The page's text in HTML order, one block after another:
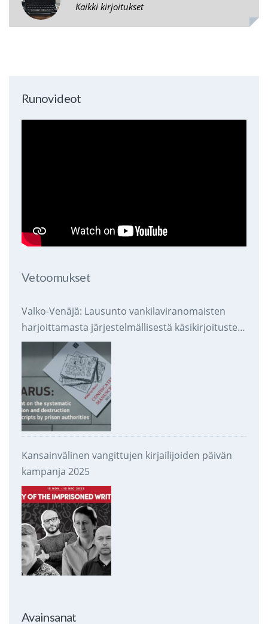
Kaikki kirjoitukset
Runovideot
Vetoomukset
Valko-Venäjä: Lausunto vankilaviranomaisten
harjoittamasta järjestelmällisestä käsikirjoitusten
takavarikoinnista ja tuhoamisesta
Kansainvälinen vangittujen kirjailijoiden päivän
kampanja 2025
Avainsanat